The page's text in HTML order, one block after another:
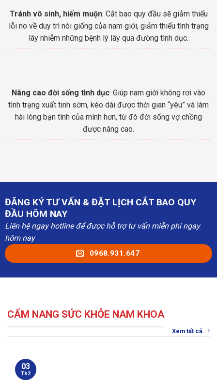
Tránh vô sinh, hiếm muộn: Cắt bao quy đầu sẽ giảm thiểu
lỗi no về duy trì nòi giống của nam giới, giảm thiểu tình trạng
lây nhiễm những bệnh lý lây qua đường tình dục.
Nâng cao đời sống tình dục: Giúp nam giới không rơi vào
tình trạng xuất tinh sớm, kéo dài được thời gian “yêu” và làm
hài lòng bạn tình của mình hơn, từ đó đời sống vợ chồng
được nâng cao.
ĐĂNG KÝ TƯ VẤN & ĐẶT LỊCH CẮT BAO QUY
ĐẦU HÔM NAY
Liên hệ ngay hotline để được hỗ trợ tư vấn miễn phí ngay
hôm nay
0968.931.647
CẨM NANG SỨC KHỎE NAM KHOA
Xem tất cả
03
Th2